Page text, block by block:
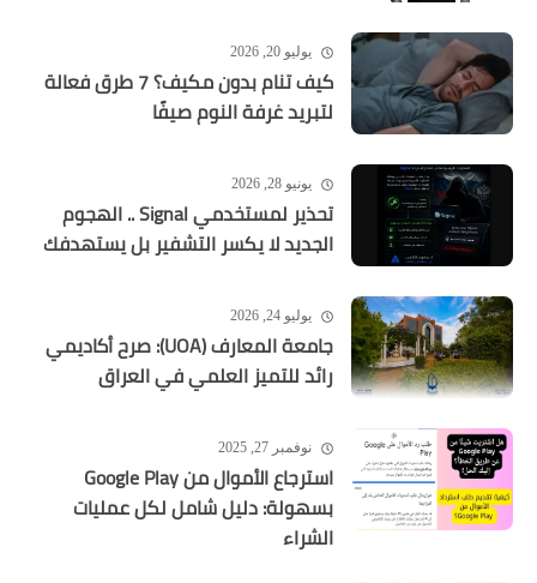
يوليو 20, 2026
كيف تنام بدون مكيف؟ 7 طرق فعالة
لتبريد غرفة النوم صيفًا
يونيو 28, 2026
تحذير لمستخدمي Signal .. الهجوم
الجديد لا يكسر التشفير بل يستهدفك
يوليو 24, 2026
جامعة المعارف (UOA): صرح أكاديمي
رائد للتميز العلمي في العراق
نوفمبر 27, 2025
استرجاع الأموال من Google Play
بسهولة: دليل شامل لكل عمليات
الشراء